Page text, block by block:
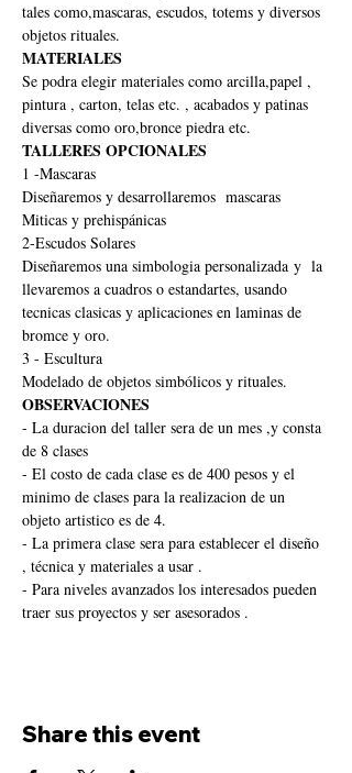
tales como,mascaras, escudos, totems y diversos
objetos rituales.
MATERIALES
Se podra elegir materiales como arcilla,papel ,
pintura , carton, telas etc. , acabados y patinas
diversas como oro,bronce piedra etc.
TALLERES OPCIONALES
1 -Mascaras
Diseñaremos y desarrollaremos  mascaras
Miticas y prehispánicas
2-Escudos Solares
Diseñaremos una simbologia personalizada y  la
llevaremos a cuadros o estandartes, usando
tecnicas clasicas y aplicaciones en laminas de
bromce y oro.
3 - Escultura
Modelado de objetos simbólicos y rituales.
OBSERVACIONES
- La duracion del taller sera de un mes ,y consta
de 8 clases
- El costo de cada clase es de 400 pesos y el
minimo de clases para la realizacion de un
objeto artistico es de 4.
- La primera clase sera para establecer el diseño
, técnica y materiales a usar .
- Para niveles avanzados los interesados pueden
traer sus proyectos y ser asesorados .
Share this event